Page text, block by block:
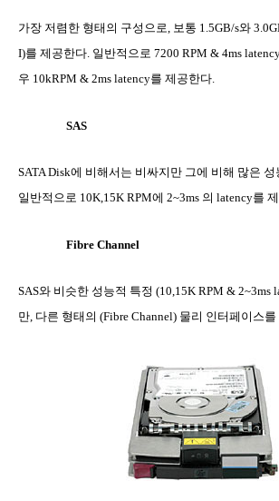
가장 저렴한 형태의 구성으로 보통 1.5GB/s와
I)를 제공한다 일반적으로 7200 RPM & 4ms
우 10kRPM & 2ms latency를 제공한다
SAS
SATA Disk에 비해서는 비싸지만 그에 비해 많은
일반적으로 10K,15K RPM에 2~3ms 의 latency를
Fibre Channel
SAS와 비슷한 성능적 특정 (10,15K RPM & 2~3ms
만 다른 형태의 (Fibre Channel) 물리 인터페이스